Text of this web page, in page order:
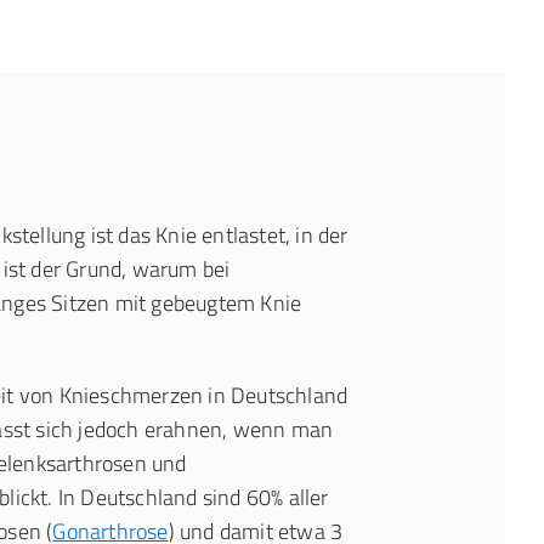
ist das Knie entlastet, in der
der Grund, warum bei
Sitzen mit gebeugtem Knie
von Knieschmerzen in Deutschland
sich jedoch erahnen, wenn man
und
In Deutschland sind 60% aller
(Gonarthrose) und damit etwa 3